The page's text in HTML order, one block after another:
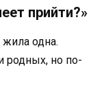
прийти?»
одна.
родных, но по-